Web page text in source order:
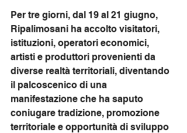
Per tre giorni, dal 19 al 21 giugno,
Ripalimosani ha accolto visitatori,
istituzioni, operatori economici,
artisti e produttori provenienti da
diverse realtà territoriali, diventando
il palcoscenico di una
manifestazione che ha saputo
coniugare tradizione, promozione
territoriale e opportunità di sviluppo